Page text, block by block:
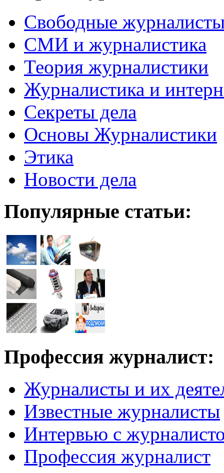
Свободные
СМИ и журналистика
Теория журналистики
Журналистика и
Секреты дела
Основы Журналистики
Этика
Новости дела
Популярные статьи:
Профессия журналист:
Журналисты и их
Известные журналисты
Интервью с
Профессия журналист